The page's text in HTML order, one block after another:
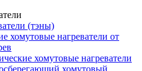
(тэны)
хомутовые нагреватели от
хомутовые нагреватели
хомутовый